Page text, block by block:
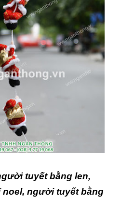
tuyết bằng len,
người tuyết bằng